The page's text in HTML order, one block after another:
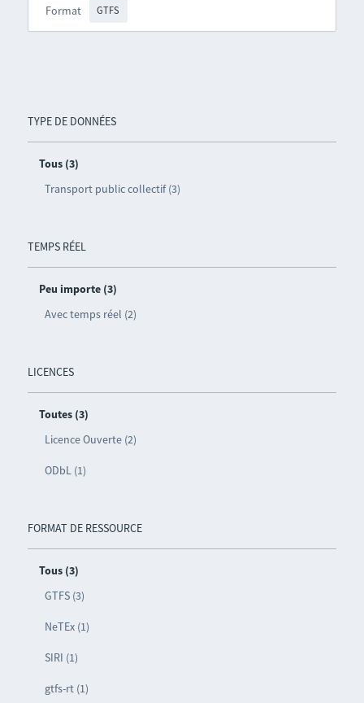
TYPE DE DONNÉES
Tous (3)
Transport public collectif (3)
TEMPS RÉEL
Peu importe (3)
Avec temps réel (2)
LICENCES
Toutes (3)
Licence Ouverte (2)
ODbL (1)
FORMAT DE RESSOURCE
Tous (3)
GTFS (3)
NeTEx (1)
SIRI (1)
gtfs-rt (1)
Format GTFS